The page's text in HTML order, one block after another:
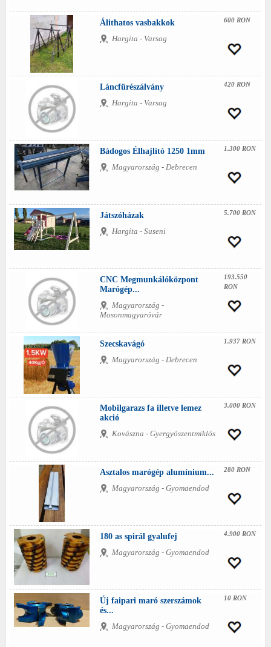
Álithatos vasbakkok
Hargita - Varsag
600 RON
Láncfürészálvány
Hargita - Varsag
420 RON
Bádogos Élhajlító 1250 1mm
Magyarország - Debrecen
1.300 RON
Játszóházak
Hargita - Suseni
5.700 RON
CNC Megmunkálóközpont
Marógép...
Magyarország -
Mosonmagyaróvár
193.550
RON
Szecskavágó
Magyarország - Debrecen
1.937 RON
Mobilgarazs fa illetve lemez
akció
Kovászna - Gyergyószentmiklós
3.000 RON
Asztalos marógép alumínium...
Magyarország - Gyomaendod
280 RON
180 as spirál gyalufej
Magyarország - Gyomaendod
4.900 RON
Új faipari maró szerszámok
és...
Magyarország - Gyomaendod
10 RON